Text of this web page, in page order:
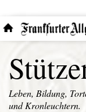
Leben, Bildung,
und Kronleuchtern.